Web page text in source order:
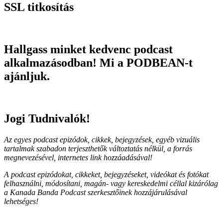
SSL titkosítás
Hallgass minket kedvenc podcast
alkalmazásodban! Mi a PODBEAN-t
ajánljuk.
Jogi Tudnivalók!
Az egyes podcast epizódok, cikkek, bejegyzések, egyéb vizuális
tartalmak szabadon terjeszthetők változtatás nélkül, a forrás
megnevezésével, internetes link hozzáadásával!
A podcast epizódokat, cikkeket, bejegyzéseket, videókat és fotókat
felhasználni, módosítani, magán- vagy kereskedelmi céllal kizárólag
a Kanada Banda Podcast szerkesztőinek hozzájárulásával
lehetséges!